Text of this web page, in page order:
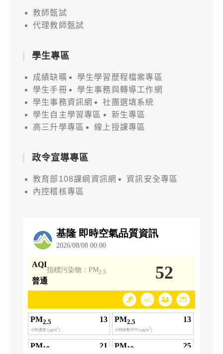
教師甄試
代理教師甄試
學生專區
成績缺曠
學生學習歷程檔案專區
學生手冊
學生事務與轉導工作網
學生事務資訊網
社團選填系統
學生自主學習專區
新生專區
高三升學專區
線上授課專區
政令宣導專區
教育部108課綱資訊網
資訊安全專區
內控稽核專區